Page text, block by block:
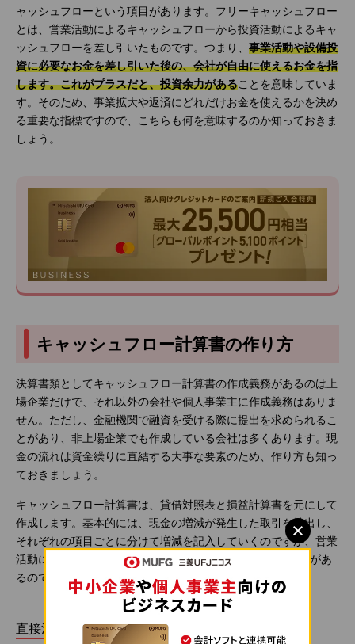
ャッシュフローという項目があります。フリーキャッシュフロー
とは、営業活動によるキャッシュフローから投資活動によるキャ
ッシュフローを差し引いたものです。つまり、 事業活動や設備投
資に必要なお金を差し引いた後の、会社が自由に使えるお金を指
します。これがプラスだと、投資余力があることを意味していま
す。そのため、事業拡大や返済にどれだけお金を使えるかを決め
る重要な指標ですので、こちらも何を意味するのか知っておきま
しょう。
キャッシュフロー計算書の作り方
決算書類としてキャッシュフロー計算書の作成義務があるのは上
場企業だけで、それ以外の会社や個人事業主に作成義務はありま
せん。ただし、金融機関で融資を受ける際に提出を求められるこ
とがあり、非上場企業でも作成している会社は多くあります。現
金の流れは資金繰りに直結する大事な要素のため、作り方も知っ
ておきましょう。
キャッシュフロー計算書は、貸借対照表と損益計算書を元にして
作成します。基本的には、現金の増減が発生した取引を抽出し、
それぞれの項目ごとに分けて増減を記入していくのですが、営業
活動によるキャッシュフローのみ、以下の2種類の算出方法があ
るので、いずれかの方法を選びます。
直接法